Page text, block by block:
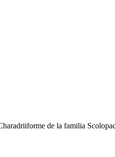
de la familia